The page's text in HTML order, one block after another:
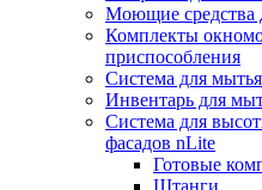
Моющие средства
Комплекты
приспособления
Система для
Инвентарь для
Система для
фасадов nLite
Готовые